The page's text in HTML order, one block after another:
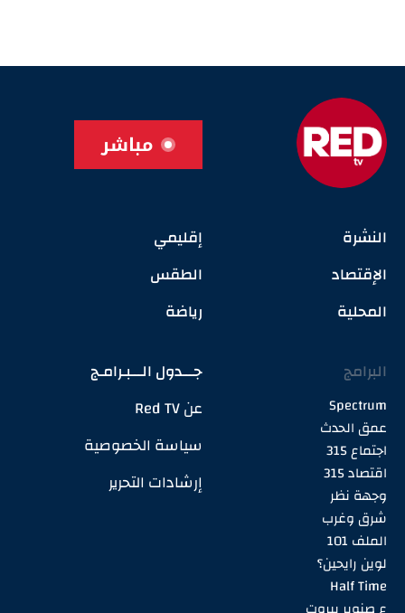
مباشر
النشرة
الإقتصاد
المحلية
إقليمي
الطقس
رياضة
البرامج
Spectrum
عمق الحدث
اجتماع 315
اقتصاد 315
وجهة نظر
شرق وغرب
الملف 101
لوين رايحين؟
Half Time
جـــدول الـــبـرامـج
عن Red TV
سياسة الخصوصية
إرشادات التحرير